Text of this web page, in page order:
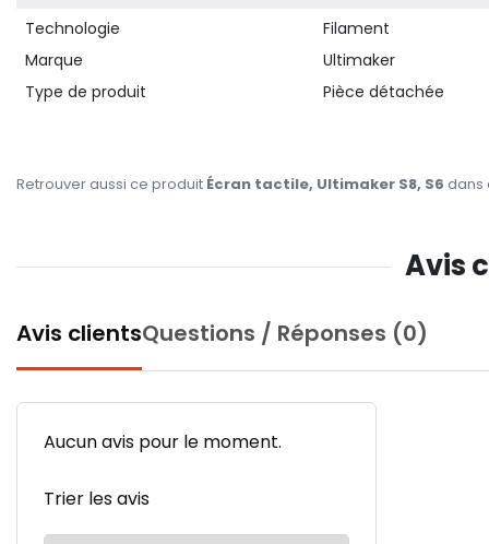
Technologie
Filament
Marque
Ultimaker
Type de produit
Pièce détachée
Retrouver aussi ce produit Écran tactile, Ultimaker S8, S6 dans
Avis
Avis clientsQuestions / Réponses (0)
Aucun avis pour le moment.
Trier les avis